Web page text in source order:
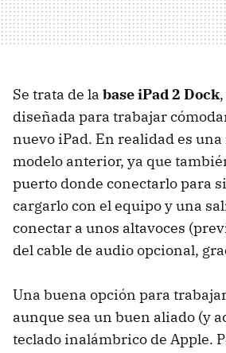
Se trata de la base iPad 2 Dock
diseñada para trabajar
nuevo iPad. En realidad es
modelo anterior, ya que
puerto donde conectarlo para
cargarlo con el equipo y una
conectar a unos altavoces
del cable de audio opcional,
Una buena opción para
aunque sea un buen aliado (y
teclado inalámbrico de Apple.